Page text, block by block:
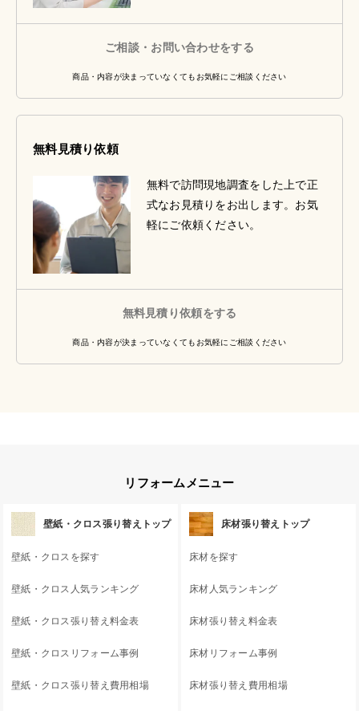
ご相談・お問い合わせをする
商品・内容が決まっていなくてもお気軽にご相談ください
無料見積り依頼
無料で訪問現地調査をした上で正
式なお見積りをお出します。お気
軽にご依頼ください。
無料見積り依頼をする
商品・内容が決まっていなくてもお気軽にご相談ください
リフォームメニュー
壁紙・クロス張り替えトップ
壁紙・クロスを探す
壁紙・クロス人気ランキング
壁紙・クロス張り替え料金表
壁紙・クロスリフォーム事例
壁紙・クロス張り替え費用相場
床材張り替えトップ
床材を探す
床材人気ランキング
床材張り替え料金表
床材リフォーム事例
床材張り替え費用相場